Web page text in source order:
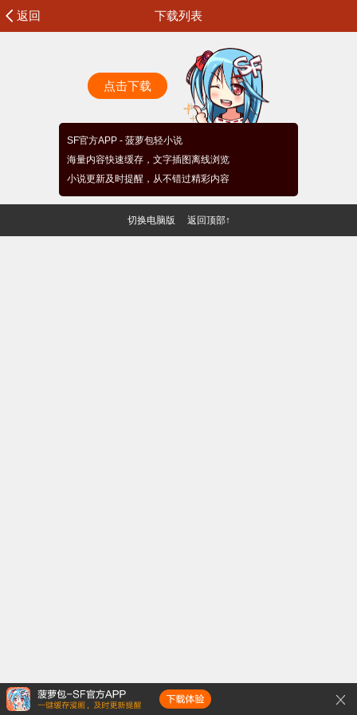
返回 下载列表
点击下载
SF官方APP - 菠萝包轻小说
海量内容快速缓存，文字插图离线浏览
小说更新及时提醒，从不错过精彩内容
切换电脑版 返回顶部↑